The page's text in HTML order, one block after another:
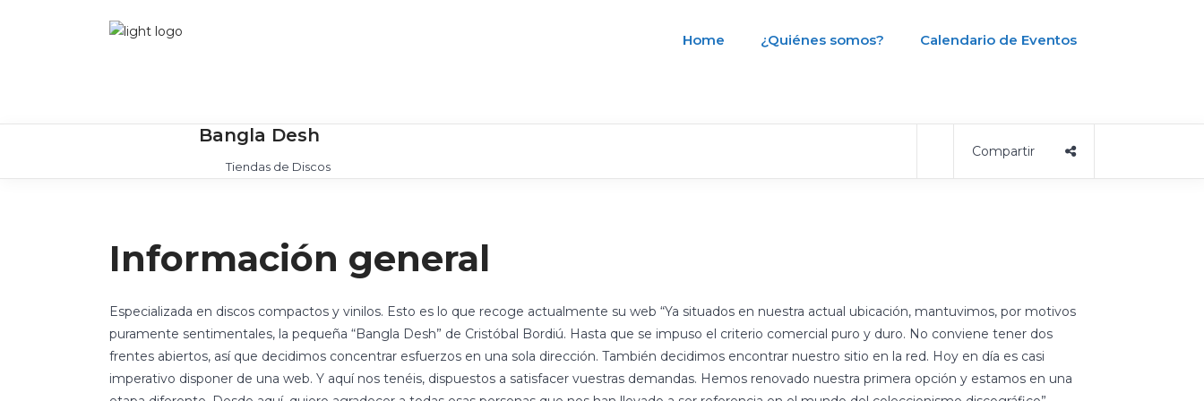
Home ¿Quiénes somos? Calendario de Eventos
Bangla Desh
Tiendas de Discos
Información general
Especializada en discos compactos y vinilos. Esto es lo que recoge actualmente su web “Ya situados en nuestra actual ubicación, mantuvimos, por motivos
puramente sentimentales, la pequeña “Bangla Desh” de Cristóbal Bordiú. Hasta que se impuso el criterio comercial puro y duro. No conviene tener dos
frentes abiertos, así que decidimos concentrar esfuerzos en una sola dirección. También decidimos encontrar nuestro sitio en la red. Hoy en día es casi
imperativo disponer de una web. Y aquí nos tenéis, dispuestos a satisfacer vuestras demandas. Hemos renovado nuestra primera opción y estamos en una